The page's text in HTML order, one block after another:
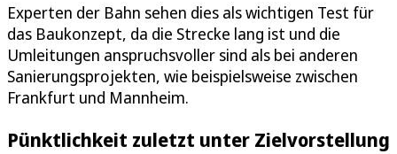
Experten der Bahn sehen dies als wichtigen Test für
das Baukonzept, da die Strecke lang ist und die
Umleitungen anspruchsvoller sind als bei anderen
Sanierungsprojekten, wie beispielsweise zwischen
Frankfurt und Mannheim.
Pünktlichkeit zuletzt unter Zielvorstellung